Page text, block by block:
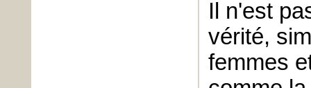
Il n'est
vérité,
femmes